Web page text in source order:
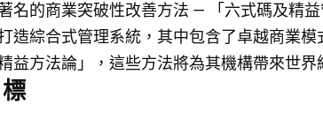
名的商業突破性改善方法 — 「六式碼及精
造綜合式管理系統，其中包含了卓越商業
益方法論」，這些方法將為其機構帶來世界